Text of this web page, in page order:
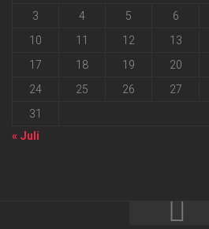
3
4 5 6
10
11 12 13
17
18 19 20
24
25 26 27
31
« Juli